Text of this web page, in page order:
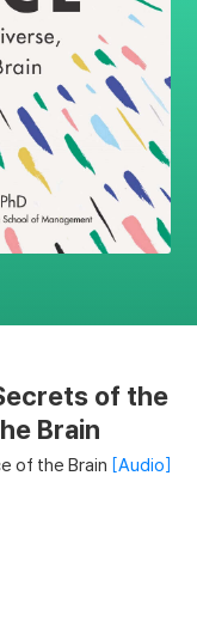
of the
Brain
of the Brain Audio